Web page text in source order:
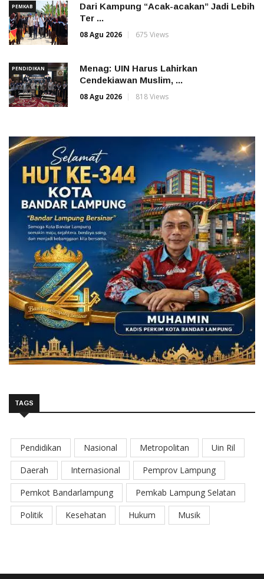
PEMKAB
Dari Kampung “Acak-acakan” Jadi Lebih
Ter ...
08 Agu 2026
675 Views
PENDIDIKAN
Menag: UIN Harus Lahirkan
Cendekiawan Muslim, ...
08 Agu 2026
818 Views
TAGS
Pendidikan Nasional Metropolitan
Uin Ril
Daerah
Internasional
Pemprov Lampung
Pemkot Bandarlampung
Pemkab Lampung Selatan
Politik
Kesehatan Hukum Musik